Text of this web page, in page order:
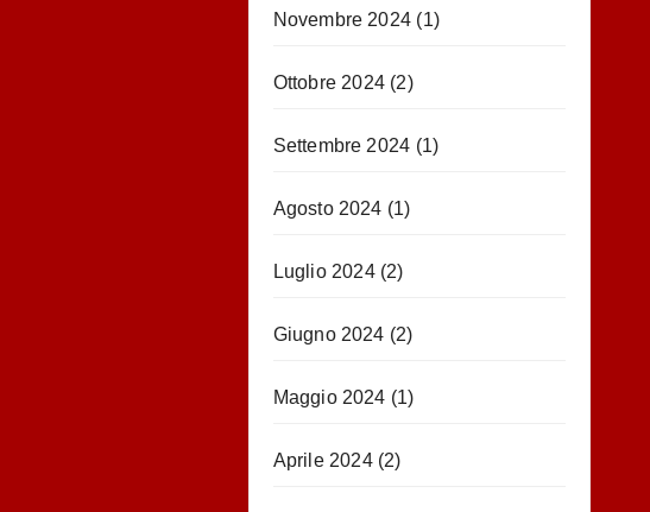
Novembre 2024 (1)
Ottobre 2024(2)
Settembre 2024 (1)
Agosto 2024 (1)
Luglio 2024(2)
Giugno 2024 (2)
Maggio 2024 (1)
Aprile 2024(2)